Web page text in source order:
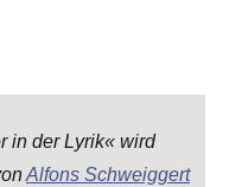
in der Lyrik« wird
Alfons Schweiggert